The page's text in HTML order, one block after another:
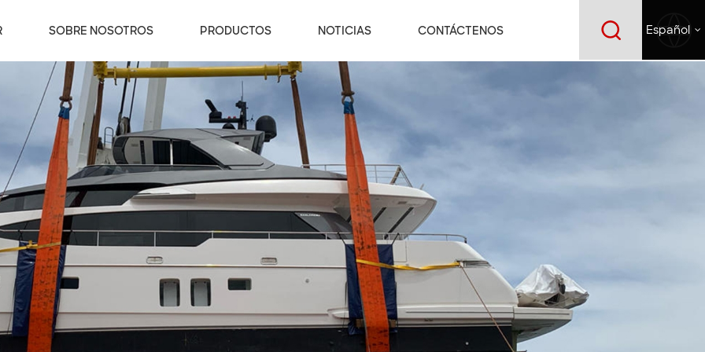
Español
SOBRE NOSOTROS PRODUCTOS NOTICIAS CONTÁCTENOS